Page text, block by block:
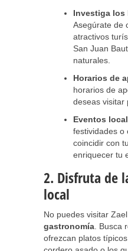
Investiga los
Asegúrate de
atractivos
San Juan
naturales.
Horarios de
horarios de
deseas visitar
Eventos
festividades o
coincidir con
enriquecer tu
2. Disfruta de
local
No puedes visitar
gastronomía .
ofrezcan platos